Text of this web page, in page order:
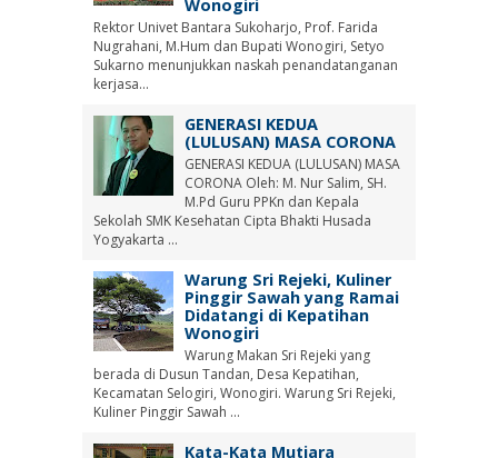
Wonogiri
Rektor Univet Bantara Sukoharjo, Prof. Farida
Nugrahani, M.Hum dan Bupati Wonogiri, Setyo
Sukarno menunjukkan naskah penandatanganan
kerjasa...
GENERASI KEDUA
(LULUSAN) MASA CORONA
GENERASI KEDUA (LULUSAN) MASA
CORONA Oleh: M. Nur Salim, SH.
M.Pd Guru PPKn dan Kepala
Sekolah SMK Kesehatan Cipta Bhakti Husada
Yogyakarta ...
Warung Sri Rejeki, Kuliner
Pinggir Sawah yang Ramai
Didatangi di Kepatihan
Wonogiri
Warung Makan Sri Rejeki yang
berada di Dusun Tandan, Desa Kepatihan,
Kecamatan Selogiri, Wonogiri. Warung Sri Rejeki,
Kuliner Pinggir Sawah ...
Kata-Kata Mutiara